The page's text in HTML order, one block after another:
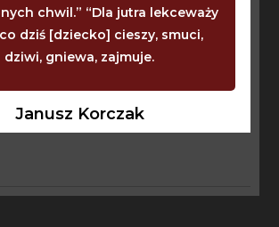
chwil.” “Dla jutra lekceważy
dziś [dziecko] cieszy, smuci,
dziwi, gniewa, zajmuje.
Janusz Korczak